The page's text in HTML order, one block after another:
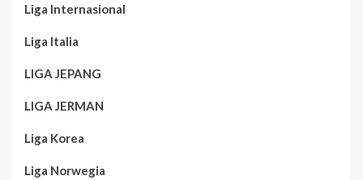
Liga Internasional
Liga Italia
LIGA JEPANG
LIGA JERMAN
Liga Korea
Liga Norwegia